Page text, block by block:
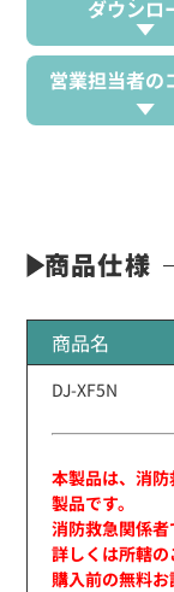
ダウンロ
営業担当者の
商品仕様
商品名
DJ-XF5N
本製品は、消
製品です。
消防救急関係者
詳しくは所轄の
購入前の無料お